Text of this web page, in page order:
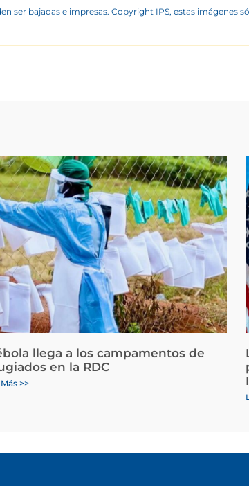
ser bajadas e impresas. Copyright IPS, estas imágenes
llega a los campamentos de
en la RDC
>>